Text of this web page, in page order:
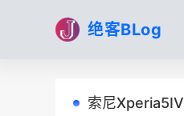
绝客BLog
索尼Xperia5IV